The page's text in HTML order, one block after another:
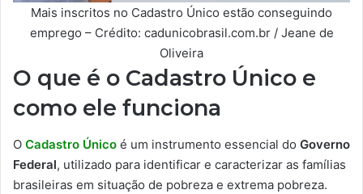
Mais inscritos no Cadastro Único estão conseguindo
emprego – Crédito: cadunicobrasil.com.br / Jeane de
Oliveira
O que é o Cadastro Único e
como ele funciona
O Cadastro Único é um instrumento essencial do Governo
Federal, utilizado para identificar e caracterizar as famílias
brasileiras em situação de pobreza e extrema pobreza.